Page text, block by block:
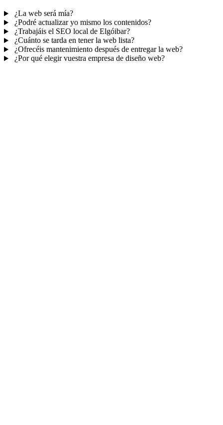
¿La web será mía?
¿Podré actualizar yo mismo los contenidos?
¿Trabajáis el SEO local de Elgóibar?
¿Cuánto se tarda en tener la web lista?
¿Ofrecéis mantenimiento después de entregar la web?
¿Por qué elegir vuestra empresa de diseño web?